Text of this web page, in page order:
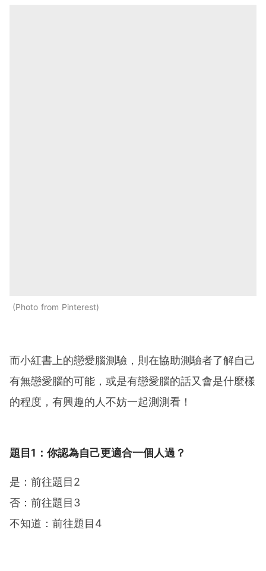
Photo from Pinterest
而小紅書上的戀愛腦測驗，則在協助測驗者了解自己
有無戀愛腦的可能，或是有戀愛腦的話又會是什麼樣
的程度，有興趣的人不妨一起測測看！
題目1：你認為自己更適合一個人過？
是：前往題目2
否：前往題目3
不知道：前往題目4